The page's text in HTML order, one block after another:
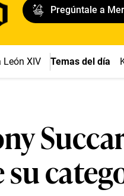
Pregúntale a
León XIV Temas del día